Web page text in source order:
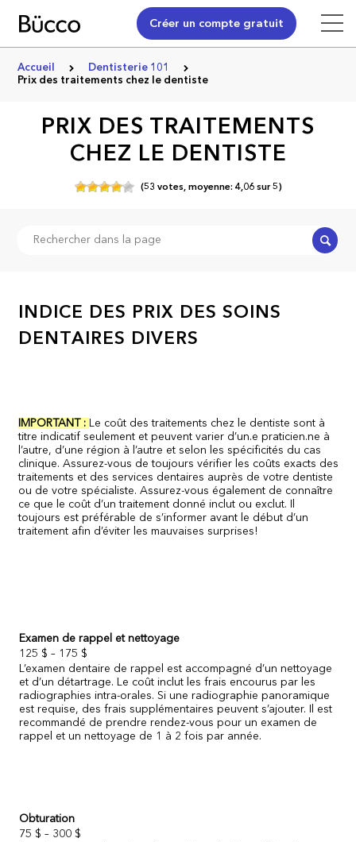
Créer un compte gratuit
Accueil
Dentisterie 101
Prix des traitements chez le dentiste
PRIX DES TRAITEMENTS
CHEZ LE DENTISTE
(53 votes,moyenne: 4,06sur5)
INDICE DES PRIX DES SOINS
DENTAIRES DIVERS
IMPORTANT :
Le coût des traitements chez le dentiste sont à
titre indicatif seulement et peuvent varier d’un.e praticien.ne à
l’autre, d’une région à l’autre et selon les spécificités du cas
clinique. Assurez-vous de toujours vérifier les coûts exacts des
traitements et des services dentaires auprès de votre dentiste
ou de votre spécialiste. Assurez-vous également de connaître
ce que le coût d’un traitement donné inclut ou exclut. Il
toujours est préférable de s’informer avant le début d’un
traitement afin d’éviter les mauvaises surprises!
Examen de rappel et nettoyage
125 $ – 175 $
L’examen dentaire de rappel est accompagné d’un nettoyage
et d’un détartrage. Le coût inclut les frais encourus par les
radiographies intra-orales. Si une radiographie panoramique
est requise, des frais supplémentaires peuvent s’ajouter. Il est
recommandé de prendre rendez-vous pour un examen de
rappel et un nettoyage de 1 à 2 fois par année.
Obturation
75 $ – 300 $